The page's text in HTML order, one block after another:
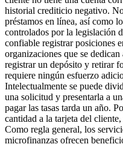
historial crediticio negativo.
préstamos en línea, así como
controlados por la legislación
confiable registrar posiciones
organizaciones que se
registrar un depósito y retirar
requiere ningún esfuerzo
Intelectualmente se puede
una solicitud y presentarla a
pagar las tasas tarda un año.
cantidad a la tarjeta del
Como regla general, los
microfinanzas ofrecen